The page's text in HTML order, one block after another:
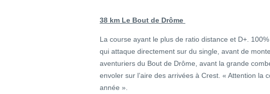
38 km Le Bout de Drôme
La course ayant le plus de ratio distance et D+.
qui attaque directement sur du single, avant de
aventuriers du Bout de Drôme, avant la grande
envoler sur l’aire des arrivées à Crest. « Attention la
année ».